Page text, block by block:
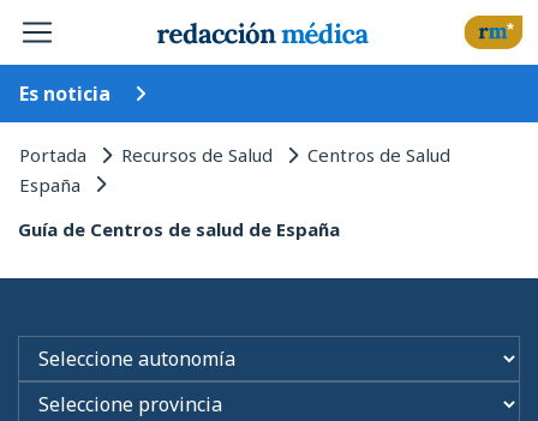
Es noticia
Portada Recursos de Salud Centros de Salud
España
Guía de Centros de salud de España